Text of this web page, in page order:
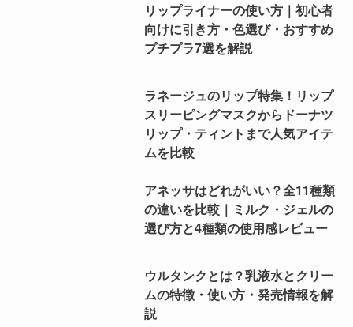
リップライナーの使い方｜初心者
向けに引き方・色選び・おすすめ
プチプラ7選を解説
ラネージュのリップ特集！リップ
スリーピングマスクからドーナツ
リップ・ティントまで人気アイテ
ムを比較
アネッサはどれがいい？全11種類
の違いを比較｜ミルク・ジェルの
選び方と4種類の使用感レビュー
ウルタンクとは？乳液水とクリー
ムの特徴・使い方・発売情報を解
説